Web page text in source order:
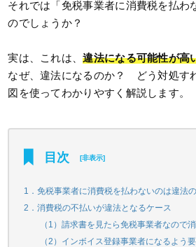
それでは「免税事業者に消費税を払わ
のでしょうか？
実は、これは、違法になる可能性が高
なぜ、違法になるのか？ どう対処す
図を使ってわかりやすく解説します。
目次 [非表示]
1．免税事業者に消費税を払わないのは違法
2．消費税の不払いが違法となるケース
（1）請求書を見たら免税事業者なので
（2）インボイス登録事業者になるよう